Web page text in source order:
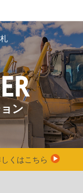
ン
くはこちら